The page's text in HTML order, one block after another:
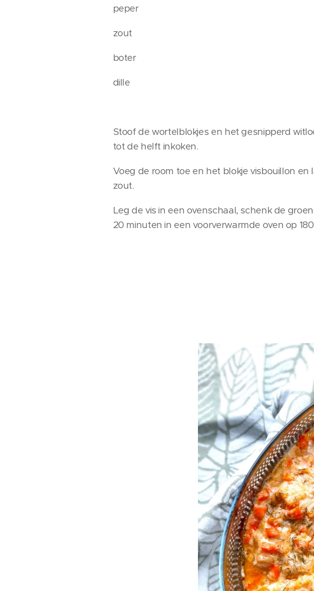
peper
zout
boter
dille
Stoof de wortelblokjes en het gesnipperd
tot de helft inkoken.
Voeg de room toe en het blokje visbouillon
zout.
Leg de vis in een ovenschaal, schenk de
20 minuten in een voorverwarmde oven op